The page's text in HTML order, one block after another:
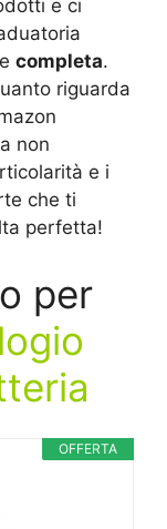
e ci
completa.
riguarda
non
e i
che ti
perfetta!
per
OFFERTA